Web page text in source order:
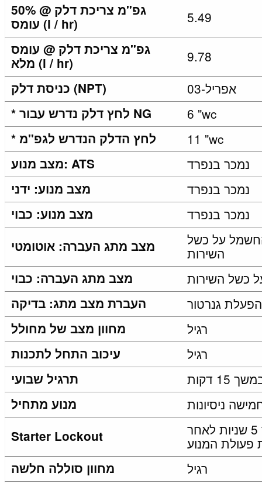
גפ"מ צריכת דלק @ 50%
עומס (l / hr)
5.49
גפ"מ צריכת דלק @ עומס
מלא (l / hr)
9.78
כניסת דלק (NPT) 03-אפריל
* לחץ דלק נדרש עבור NG 6 "wc
* לחץ הדלק הנדרש לגפ"מ 11 "wc
מצב מנוע: ATS נמכר בנפרד
מצב מנוע: ידני נמכר בנפרד
מצב מנוע: כבוי נמכר בנפרד
מצב מתג העברה: אוטומטי
על כשל
השירות
מצב מתג העברה: כבוי כשל השירות
העברת מצב מתג: בדיקה גנרטור
מחוון מצב של מחולל רגיל
עיכוב התחל לתכנות רגיל
תרגיל שבועי דקות
מנוע מתחיל ניסיונות
Starter Lockout
לא ניתן להפעיל מחדש במשך 5 שניות לאחר
המנוע
מחוון סוללה חלשה רגיל